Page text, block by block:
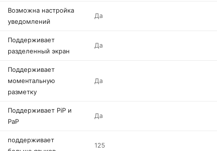
Возможна настройка
уведомлений
Да
Поддерживает
разделенный экран
Да
Поддерживает
моментальную
разметку
Да
Поддерживает PiP и
PaP
Да
поддерживает
125